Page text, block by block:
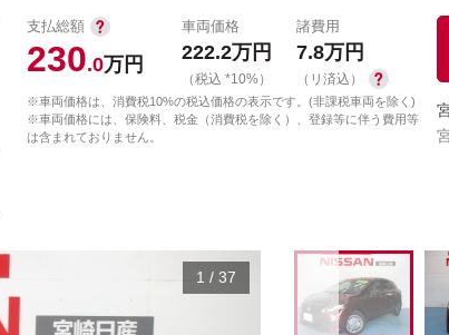
支払総額
230.0万円
車両価格
222.2万円
（税込 *10%）
諸費用
7.8万円
（リ済込）
※車両価格は、消費税10%の税込価格の表示です。(非課税車両を除く)
※車両価格には、保険料、税金（消費税を除く）、登録等に伴う費用等
は含まれておりません。
1 / 37